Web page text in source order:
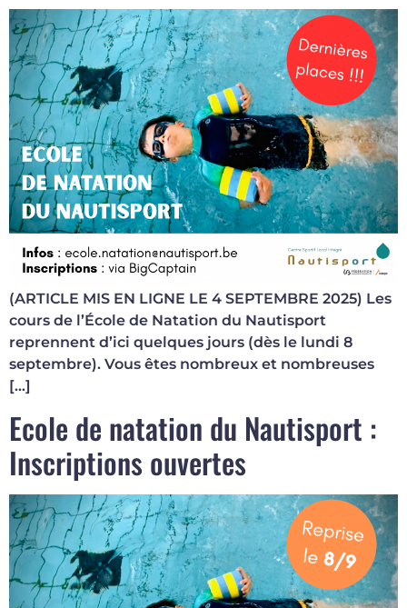
(ARTICLE MIS EN LIGNE LE 4 SEPTEMBRE 2025) Les
cours de l’École de Natation du Nautisport
reprennent d’ici quelques jours (dès le lundi 8
septembre). Vous êtes nombreux et nombreuses
[…]
Ecole de natation du Nautisport :
Inscriptions ouvertes